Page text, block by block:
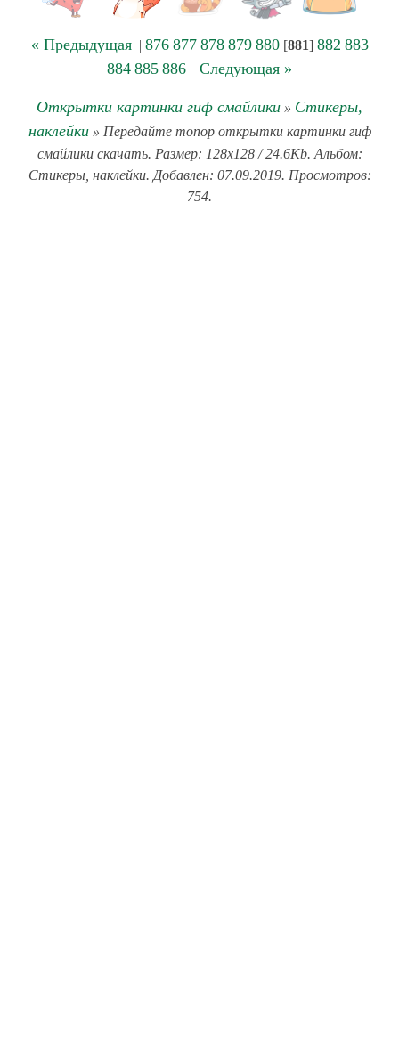
« Предыдущая| 876 877 878 879 880[881] 882 883
884 885 886 | Следующая »
Открытки картинки гиф смайлики » Стикеры,
наклейки» Передайте топор открытки картинки гиф
смайлики скачать. Размер: 128x128 / 24.6Kb. Альбом:
Стикеры, наклейки. Добавлен: 07.09.2019. Просмотров:
754.